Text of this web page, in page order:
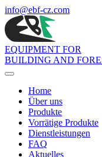
info@ebf-cz.com
EQUIPMENT FOR
BUILDING AND
Toggle
navigationHome
Über uns
Produkte
Vorrätige Produkte
Dienstleistungen
FAQ
Aktuelles